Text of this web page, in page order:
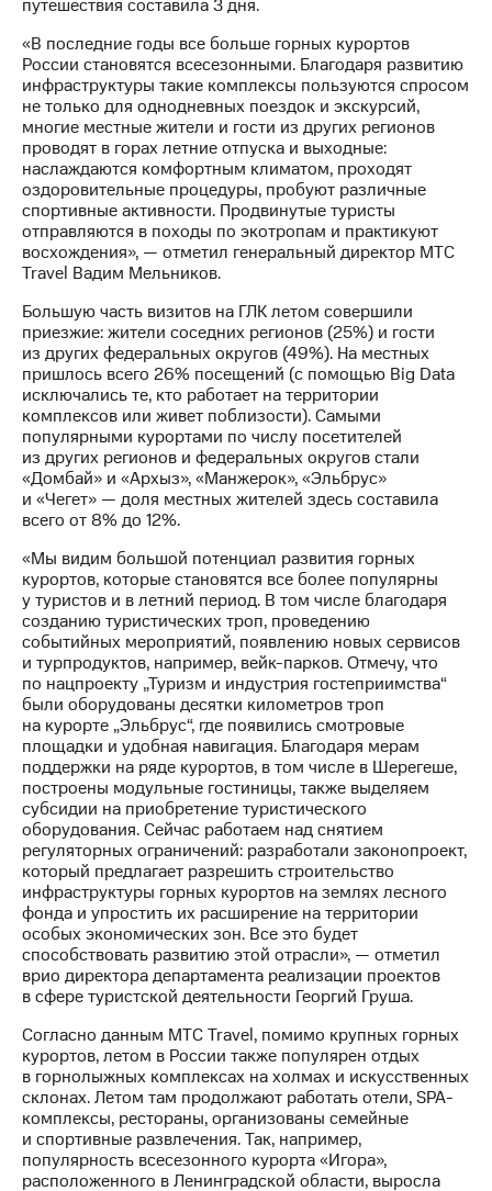
путешествия составила 3 дня.
«В последние годы все больше горных курортов
России становятся всесезонными. Благодаря развитию
инфраструктуры такие комплексы пользуются спросом
не только для однодневных поездок и экскурсий,
многие местные жители и гости из других регионов
проводят в горах летние отпуска и выходные:
наслаждаются комфортным климатом, проходят
оздоровительные процедуры, пробуют различные
спортивные активности. Продвинутые туристы
отправляются в походы по экотропам и практикуют
восхождения», — отметил генеральный директор МТС
Travel Вадим Мельников.
Большую часть визитов на ГЛК летом совершили
приезжие: жители соседних регионов (25%) и гости
из других федеральных округов (49%). На местных
пришлось всего 26% посещений (с помощью Big Data
исключались те, кто работает на территории
комплексов или живет поблизости). Самыми
популярными курортами по числу посетителей
из других регионов и федеральных округов стали
«Домбай» и «Архыз», «Манжерок», «Эльбрус»
и «Чегет» — доля местных жителей здесь составила
всего от 8% до 12%.
«Мы видим большой потенциал развития горных
курортов, которые становятся все более популярны
у туристов и в летний период. В том числе благодаря
созданию туристических троп, проведению
событийных мероприятий, появлению новых сервисов
и турпродуктов, например, вейк-парков. Отмечу, что
по нацпроекту „Туризм и индустрия гостеприимства“
были оборудованы десятки километров троп
на курорте „Эльбрус“, где появились смотровые
площадки и удобная навигация. Благодаря мерам
поддержки на ряде курортов, в том числе в Шерегеше,
построены модульные гостиницы, также выделяем
субсидии на приобретение туристического
оборудования. Сейчас работаем над снятием
регуляторных ограничений: разработали законопроект,
который предлагает разрешить строительство
инфраструктуры горных курортов на землях лесного
фонда и упростить их расширение на территории
особых экономических зон. Все это будет
способствовать развитию этой отрасли», — отметил
врио директора департамента реализации проектов
в сфере туристской деятельности Георгий Груша.
Согласно данным МТС Travel, помимо крупных горных
курортов, летом в России также популярен отдых
в горнолыжных комплексах на холмах и искусственных
склонах. Летом там продолжают работать отели, SPA-
комплексы, рестораны, организованы семейные
и спортивные развлечения. Так, например,
популярность всесезонного курорта «Игора»,
расположенного в Ленинградской области, выросла